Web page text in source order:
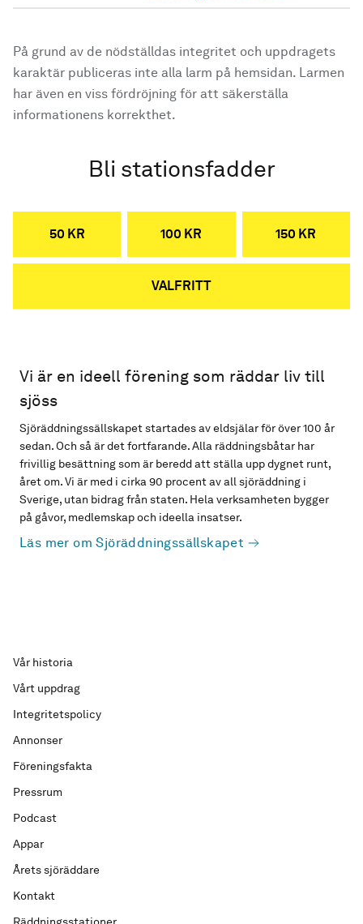
På grund av de nödställdas integritet och uppdragets
karaktär publiceras inte alla larm på hemsidan. Larmen
har även en viss fördröjning för att säkerställa
informationens korrekthet.
Bli stationsfadder
50 KR 100 KR 150 KR
VALFRITT
Vi är en ideell förening som räddar liv till
sjöss
Sjöräddningssällskapet startades av eldsjälar för över 100 år
sedan. Och så är det fortfarande. Alla räddningsbåtar har
frivillig besättning som är beredd att ställa upp dygnet runt,
året om. Vi är med i cirka 90 procent av all sjöräddning i
Sverige, utan bidrag från staten. Hela verksamheten bygger
på gåvor, medlemskap och ideella insatser.
Läs mer om Sjöräddningssällskapet
Vår historia
Vårt uppdrag
Integritetspolicy
Annonser
Föreningsfakta
Pressrum
Podcast
Appar
Årets sjöräddare
Kontakt